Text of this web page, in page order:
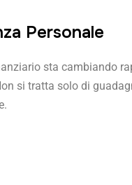
Personale
sta cambiando
si tratta solo di